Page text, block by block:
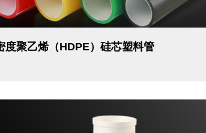
度聚乙烯（HDPE）硅芯塑料管